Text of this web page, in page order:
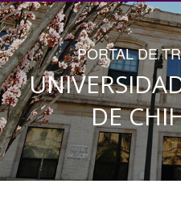
PORTAL DE
DE